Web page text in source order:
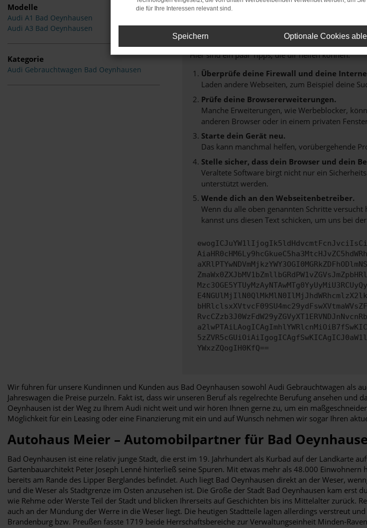
Modelle
Audi A1 Bad Oeynhausen
Audi A3 Bad Oeynhausen
Kategorie
Audi Gebrauchtwagen Bad Oeynhausen
Fehler: Network Error
Hier sind ein paar Tipps, die dir helfen können:
Überprüfe deine Firewall und deine
Laden andere Webseiten, zum Beispiel deine
Prüfe deine Browsererweiterungen.
Manche Erweiterungen, wie Werbeblocker,
anderen Browser oder in einem privaten
Starte dein Gerät neu.
Das kann manchmal helfen, vorübergehende
Stelle sicher, dass dein Browser und dein
Veraltete Software birgt nicht nur ein
unterstützt werden.
Wende dich an den Webseitenbetreiber.
Wenn du alle oben genannten Schritte
kannst uns diesen Text schicken, um uns bei
YWxzZQogIH0KfQ==
Wir führen für unsere Kundinnen und Kunden aus Bad Oeynhausen sowohl Audi Gebrauchtwagen als
Jahreswagen die Preise purzeln. Fakt ist, dass wir unseren Beruf als regelrechte Berufung ansehen
Oeynhausen ist der Weg zu Ihrem Audi nicht weit und wir hören Ihnen gerne zu, um ein
Möglichkeit für ein Leasing oder eine Finanzierung mit ein und auf Wunsch nehmen wir sogar Ihren
Autohaus Meier – Automobilpartner für Bad
Bad Oeynhausen ist eine relativ junge Stadt, die erst im 19. Jahrhundert als Kurbad auf der Landkarte
Gartenbauarchitekt Peter Joseph Lenné hinterließ seine Spuren. Mit etwas mehr als 48.000
bereits am Rande des Lipper Berglandes befindet. Auch liegt Bad Oeynhausen direkt an der Weser,
und die Weser als Stadtgrenze im Osten anzusehen ist. Die Größe der Stadt Bad Oeynhausen kam erst
wie Rehme oder Werste Teil der Stadt und blicken Ihrerseits auf Geschichten bis ins Mittelalter zurück.
auch an der Mündung der Werre in die Weser liegt. Die heutigen Stadtteile lagen allerdings verstreut
Brandenburg bzw. Preußen fasste 1719 beide Herrschaftsbereiche zur Verwaltungseinheit Minden-
die für Ihre Interessen relevant sind.
Speichern Optionale Cookies